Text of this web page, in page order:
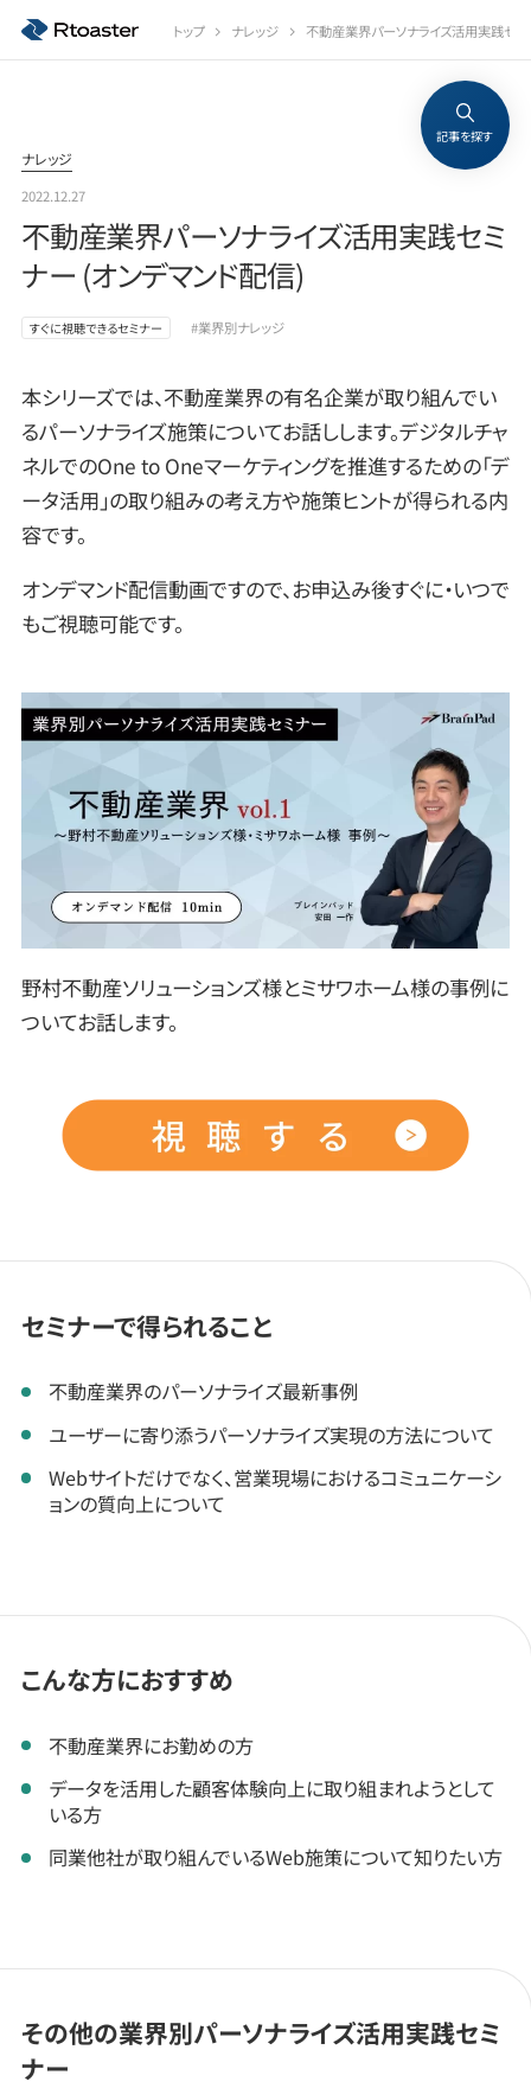
トップ ナレッジ 不動産業界パーソナライズ活用実践セ
ナレッジ
2022.12.27
不動産業界パーソナライズ活用実践セミ
ナー (オンデマンド配信)
すぐに視聴できるセミナー #業界別ナレッジ
記事を探す
本シリーズでは、不動産業界の有名企業が取り組んでい
るパーソナライズ施策についてお話しします。デジタルチャ
ネルでのOne to Oneマーケティングを推進するための「デ
ータ活用」の取り組みの考え方や施策ヒントが得られる内
容です。
オンデマンド配信動画ですので、お申込み後すぐに・いつで
もご視聴可能です。
野村不動産ソリューションズ様とミサワホーム様の事例に
ついてお話します。
セミナーで得られること
不動産業界のパーソナライズ最新事例
ユーザーに寄り添うパーソナライズ実現の方法について
Webサイトだけでなく、営業現場におけるコミュニケーシ
ョンの質向上について
こんな方におすすめ
不動産業界にお勤めの方
データを活用した顧客体験向上に取り組まれようとして
いる方
同業他社が取り組んでいるWeb施策について知りたい方
その他の業界別パーソナライズ活用実践セミ
ナー